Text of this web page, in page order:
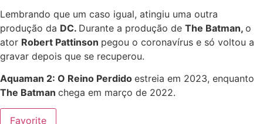
Lembrando que um caso igual, atingiu uma outra
produção da DC. Durante a produção de The Batman, o
ator Robert Pattinson pegou o coronavírus e só voltou a
gravar depois que se recuperou.
Aquaman 2: O Reino Perdido estreia em 2023, enquanto
The Batman chega em março de 2022.
Favorite